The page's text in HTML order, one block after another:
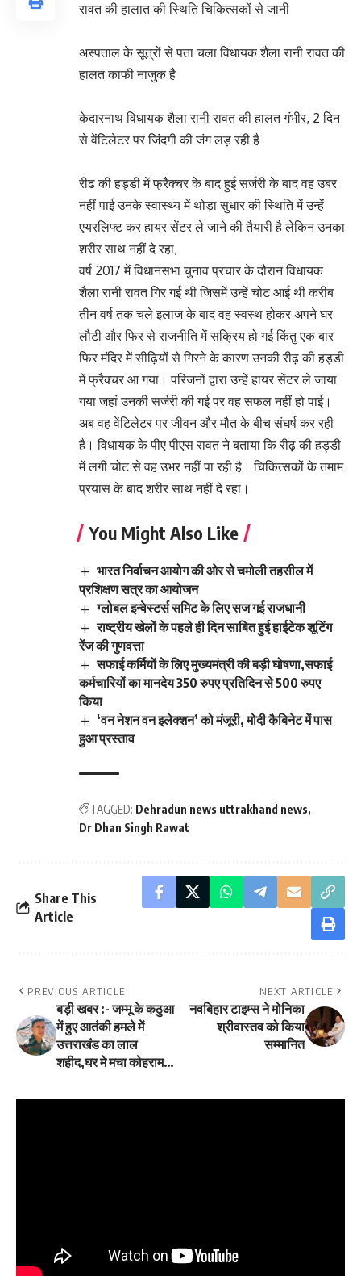
रावत की हालात की स्थिति चिकित्सकों से जानी
अस्पताल के सूत्रों से पता चला विधायक शैला रानी रावत की
हालत काफी नाजुक है
केदारनाथ विधायक शैला रानी रावत की हालत गंभीर, 2 दिन
से वेंटिलेटर पर जिंदगी की जंग लड़ रही है
रीढ की हड्डी में फ्रैक्चर के बाद हुई सर्जरी के बाद वह उबर
नहीं पाई उनके स्वास्थ्य में थोड़ा सुधार की स्थिति में उन्हें
एयरलिफ्ट कर हायर सेंटर ले जाने की तैयारी है लेकिन उनका
शरीर साथ नहीं दे रहा,
वर्ष 2017 में विधानसभा चुनाव प्रचार के दौरान विधायक
शैला रानी रावत गिर गई थी जिसमें उन्हें चोट आई थी करीब
तीन वर्ष तक चले इलाज के बाद वह स्वस्थ होकर अपने घर
लौटी और फिर से राजनीति में सक्रिय हो गई किंतु एक बार
फिर मंदिर में सीढ़ियों से गिरने के कारण उनकी रीढ़ की हड्डी
में फ्रैक्चर आ गया। परिजनों द्वारा उन्हें हायर सेंटर ले जाया
गया जहां उनकी सर्जरी की गई पर वह सफल नहीं हो पाई।
अब वह वेंटिलेटर पर जीवन और मौत के बीच संघर्ष कर रही
है। विधायक के पीए पीएस रावत ने बताया कि रीढ़ की हड्डी
में लगी चोट से वह उभर नहीं पा रही है। चिकित्सकों के तमाम
प्रयास के बाद शरीर साथ नहीं दे रहा।
You Might Also Like
भारत निर्वाचन आयोग की ओर से चमोली तहसील में
प्रशिक्षण सत्र का आयोजन
ग्लोबल इन्वेस्टर्स समिट के लिए सज गई राजधानी
राष्ट्रीय खेलों के पहले ही दिन साबित हुई हाईटेक शूटिंग
रेंज की गुणवत्ता
सफाई कर्मियों के लिए मुख्यमंत्री की बड़ी घोषणा,सफाई
कर्मचारियों का मानदेय 350 रुपए प्रतिदिन से 500 रुपए
किया
‘वन नेशन वन इलेक्शन’ को मंजूरी, मोदी कैबिनेट में पास
हुआ प्रस्ताव
TAGGED: Dehradun news uttrakhand news
Dr Dhan Singh Rawat
Share This
Article
PREVIOUS ARTICLE
बड़ी खबर :- जम्मू के कठुआ
में हुए आतंकी हमले में
उत्तराखंड का लाल
शहीद,घर मे मचा कोहराम…
NEXT ARTICLE
नवबिहार टाइम्स ने मोनिका
श्रीवास्तव को किया
सम्मानित